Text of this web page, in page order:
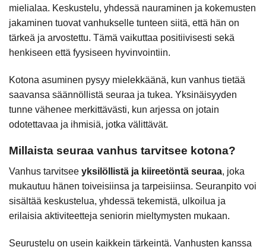
mielialaa. Keskustelu, yhdessä nauraminen ja kokemusten
jakaminen tuovat vanhukselle tunteen siitä, että hän on
tärkeä ja arvostettu. Tämä vaikuttaa positiivisesti sekä
henkiseen että fyysiseen hyvinvointiin.
Kotona asuminen pysyy mielekkäänä, kun vanhus tietää
saavansa säännöllistä seuraa ja tukea. Yksinäisyyden
tunne vähenee merkittävästi, kun arjessa on jotain
odotettavaa ja ihmisiä, jotka välittävät.
Millaista seuraa vanhus tarvitsee kotona?
Vanhus tarvitsee yksilöllistä ja kiireetöntä seuraa, joka
mukautuu hänen toiveisiinsa ja tarpeisiinsa. Seuranpito voi
sisältää keskustelua, yhdessä tekemistä, ulkoilua ja
erilaisia aktiviteetteja seniorin mieltymysten mukaan.
Seurustelu on usein kaikkein tärkeintä. Vanhusten kanssa